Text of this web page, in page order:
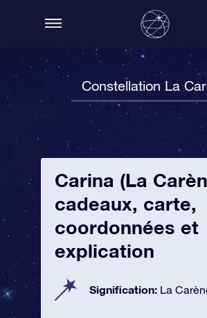
Constellation La
Carina (La
cadeaux, carte,
coordonnées et
explication
Signification: La